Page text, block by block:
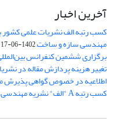
آخرین اخبار
کسب رتبه الف نشریات علمی کشور
مهندسی سازه و ساخت1402-06-17
برگزاری ششمین کنفرانس
تغییر هزینه پردازش مقاله در
اطلاعیه در خصوص گواهی پذیرش
کسب رتبه A "الف" نشریه مهندسی سازه و ساخت